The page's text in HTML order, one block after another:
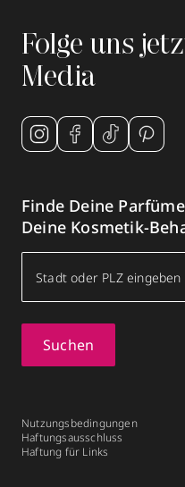
Folge uns
Media
Finde Deine
Deine Kosmetik-
Suchen
Nutzungsbedingungen
Haftungsausschluss
Haftung für Links